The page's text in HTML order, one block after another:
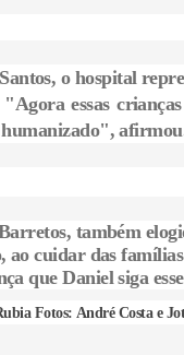
o hospital
essas
humanizado",
também
cuidar das
que Daniel siga
Fotos: André Costa e